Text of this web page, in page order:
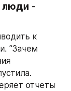
люди -
к
“Зачем
отчеты